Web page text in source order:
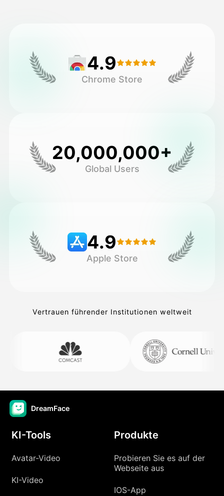
4.9
Chrome Store
20,000,000+
Global Users
4.9
Apple Store
Vertrauen führender Institutionen weltweit
DreamFace
KI-Tools
Avatar-Video
KI-Video
Produkte
Probieren Sie es auf der
Webseite aus
IOS-App